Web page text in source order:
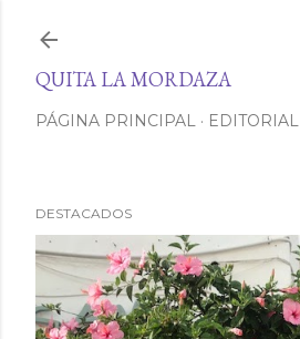
QUITA LA MORDAZA
PÁGINA PRINCIPAL EDITORIAL
DESTACADOS